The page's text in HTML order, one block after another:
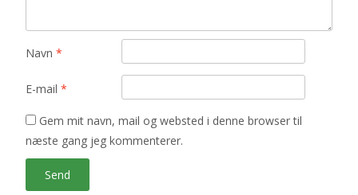
Navn *
E-mail *
Gem mit navn, mail og websted i denne browser til
næste gang jeg kommenterer.